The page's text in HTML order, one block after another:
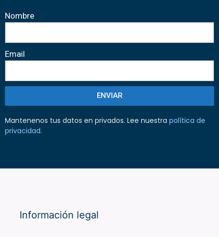
Nombre
Email
ENVIAR
Mantenenos tus datos en privados. Lee nuestra política de
privacidad.
Información legal